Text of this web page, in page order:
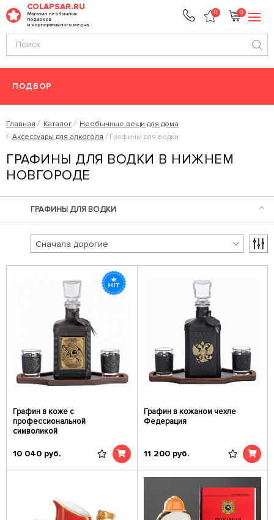
COLAPSAR.RU
Магазин необычных
подарков
и корпоративного мерча
0 0
ПОДБОР
Главная Каталог
Необычные вещи для дома
Аксессуары для алкоголя
Графины для водки
ГРАФИНЫ ДЛЯ ВОДКИ В НИЖНЕМ
НОВГОРОДЕ
ГРАФИНЫ ДЛЯ ВОДКИ
Графин в коже с
профессиональной
символикой
10 040 руб.
Графин в кожаном чехле
Федерация
11 200 руб.